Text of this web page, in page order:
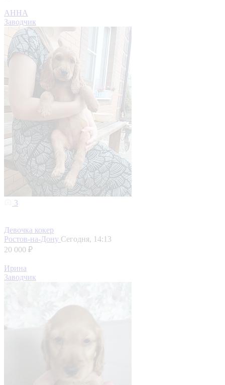
АННА
Заводчик
3
Девочка кокер
Ростов-на-Дону Сегодня, 14:13
20 000 ₽
Ирина
Заводчик